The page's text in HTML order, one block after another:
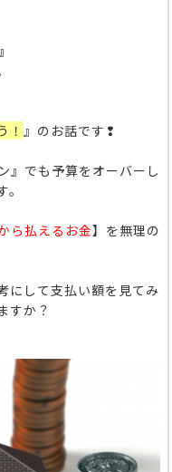
！ 』のお話です❢
』でも予算をオーバーし
ら払えるお金】 を無理の
にして支払い額を見てみ
すか？